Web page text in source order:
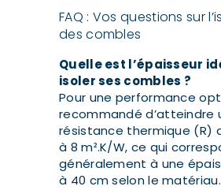
FAQ : Vos questions sur
des combles
Quelle est l’épaisseur
isoler ses combles ?
Pour une performance
recommandé d’atteindre
résistance thermique (R)
à 8 m².K/W, ce qui
généralement à une
à 40 cm selon le matériau.